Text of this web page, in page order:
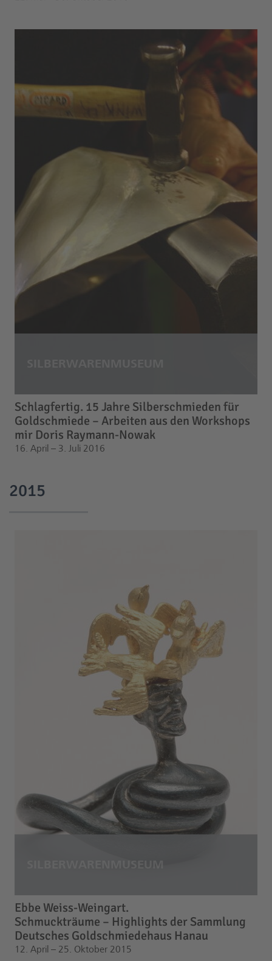
Schlagfertig. 15 Jahre Silberschmieden für
Goldschmiede – Arbeiten aus den Workshops
mir Doris Raymann-Nowak
16. April – 3. Juli 2016
2015
Ebbe Weiss-Weingart.
Schmuckträume – Highlights der Sammlung
Deutsches Goldschmiedehaus Hanau
12. April – 25. Oktober 2015